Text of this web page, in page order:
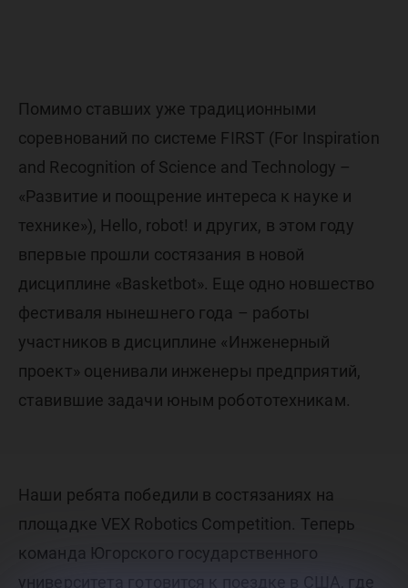
Помимо ставших уже традиционными
соревнований по системе FIRST (For Inspiration
and Recognition of Science and Technology –
«Развитие и поощрение интереса к науке и
технике»), Hello, robot! и других, в этом году
впервые прошли состязания в новой
дисциплине «Basketbot». Еще одно новшество
фестиваля нынешнего года – работы
участников в дисциплине «Инженерный
проект» оценивали инженеры предприятий,
ставившие задачи юным робототехникам.
Наши ребята победили в состязаниях на
площадке VEX Robotics Competition. Теперь
команда Югорского государственного
университета готовится к поездке в США, где